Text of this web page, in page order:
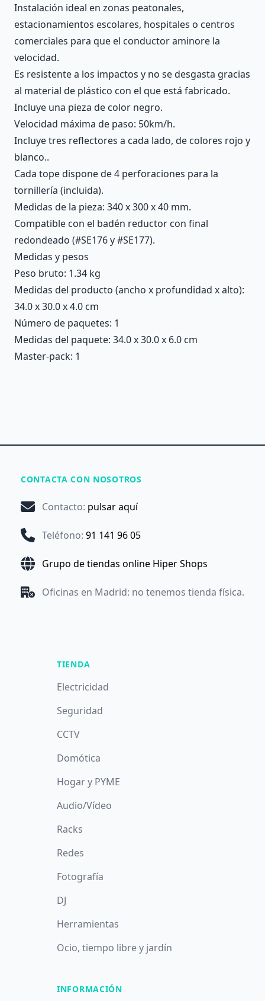
Instalación ideal en zonas peatonales,
estacionamientos escolares, hospitales o centros
comerciales para que el conductor aminore la
velocidad.
Es resistente a los impactos y no se desgasta gracias
al material de plástico con el que está fabricado.
Incluye una pieza de color negro.
Velocidad máxima de paso: 50km/h.
Incluye tres reflectores a cada lado, de colores rojo y
blanco..
Cada tope dispone de 4 perforaciones para la
tornillería (incluida).
Medidas de la pieza: 340 x 300 x 40 mm.
Compatible con el badén reductor con final
redondeado (#SE176 y #SE177).
Medidas y pesos
Peso bruto: 1.34 kg
Medidas del producto (ancho x profundidad x alto):
34.0 x 30.0 x 4.0 cm
Número de paquetes: 1
Medidas del paquete: 34.0 x 30.0 x 6.0 cm
Master-pack: 1
CONTACTA CON NOSOTROS
Contacto: pulsar aquí
Teléfono: 91 141 96 05
Grupo de tiendas online Hiper Shops
Oficinas en Madrid: no tenemos tienda física.
TIENDA
Electricidad
Seguridad
CCTV
Domótica
Hogar y PYME
Audio/Vídeo
Racks
Redes
Fotografía
DJ
Herramientas
Ocio, tiempo libre y jardín
INFORMACIÓN